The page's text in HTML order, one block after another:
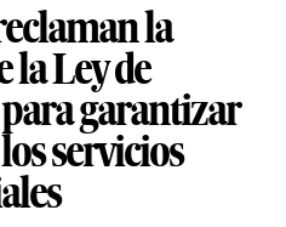
la
la Ley de
garantizar
servicios